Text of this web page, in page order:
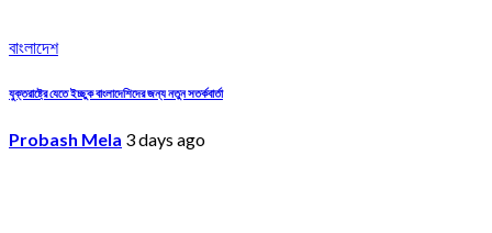
বাংলাদেশ
যুক্তরাষ্ট্রে যেতে ইচ্ছুক বাংলাদেশিদের জন্য নতুন সতর্কবার্তা
Probash Mela 3 days ago